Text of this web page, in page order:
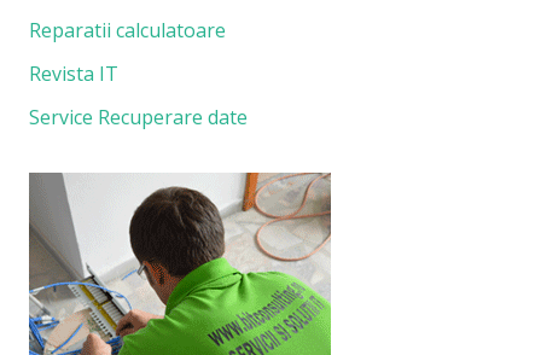
Reparatii calculatoare
Revista IT
Service Recuperare date